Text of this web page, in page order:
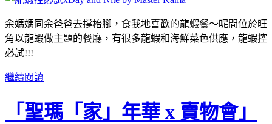
余媽媽同余爸爸去撐枱腳，食我地喜歡的龍蝦餐～呢間位於旺
角以龍蝦做主題的餐廳，有很多龍蝦和海鮮菜色供應，龍蝦控
必試!!!
繼續閱讀
「聖瑪「家」年華 x 賣物會」